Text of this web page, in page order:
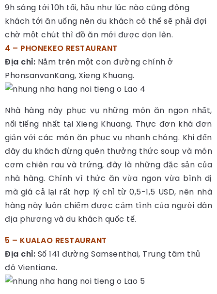
9h sáng tới 10h tối, hầu như lúc nào cũng đông
khách tới ăn uống nên du khách có thể sẽ phải đợi
chờ một chút thì đồ ăn mới được dọn lên.
4 – PHONEKEO RESTAURANT
Địa chỉ: Nằm trên một con đường chính ở
PhonsanvanKang, Xieng Khuang.
Nhà hàng này phục vụ những món ăn ngon nhất,
nổi tiếng nhất tại Xieng Khuang. Thực đơn khá đơn
giản với các món ăn phục vụ nhanh chóng. Khi đến
đây du khách đừng quên thưởng thức soup và món
cơm chiên rau và trứng, đây là những đặc sản của
nhà hàng. Chính vì thức ăn vừa ngon vừa bình dị
mà giá cả lại rất hợp lý chỉ từ 0,5-1,5 USD, nên nhà
hàng này luôn chiếm được cảm tình của người dân
địa phương và du khách quốc tế.
5 – KUALAO RESTAURANT
Địa chỉ: Số 141 đường Samsenthai, Trung tâm thủ
đô Vientiane.